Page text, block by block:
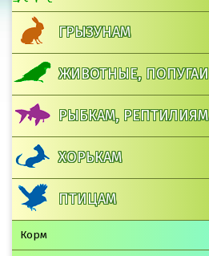
ГРЫЗУНАМ
ЖИВОТНЫЕ, ПОПУГАИ
РЫБКАМ, РЕПТИЛИЯМ
ХОРЬКАМ
ПТИЦАМ
Корм